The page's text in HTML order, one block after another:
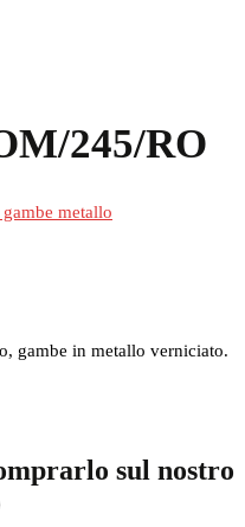
245/RO
gambe in metallo verniciato.
sul nostro